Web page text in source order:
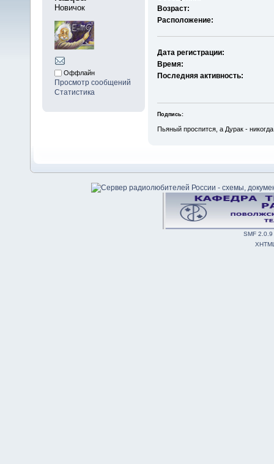
Новичок
Оффлайн
Просмотр сообщений
Статистика
Возраст:
Расположение:
Дата регистрации:
Время:
Последняя активность:
Подпись:
Пьяный проспится, а Дурак -
SMF 2.0.9